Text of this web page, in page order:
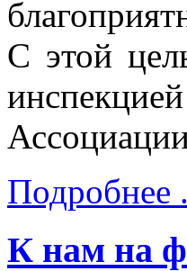
С этой
Подробнее
К нам на